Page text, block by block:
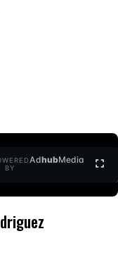
BY
AdhubMedia